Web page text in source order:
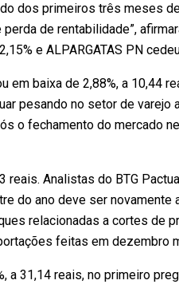
dos primeiros três meses
de rentabilidade”,
e ALPARGATAS PN
em baixa de 2,88%, a 10,44
pesando no setor de varejo
o fechamento do mercado
reais. Analistas do BTG
do ano deve ser
relacionadas a cortes de
feitas em dezembro
a 31,14 reais, no primeiro